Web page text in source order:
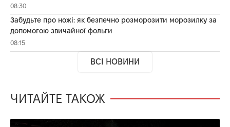
08:30
Забудьте про ножі: як безпечно розморозити морозилку за
допомогою звичайної фольги
08:15
ВСІ НОВИНИ
ЧИТАЙТЕ ТАКОЖ